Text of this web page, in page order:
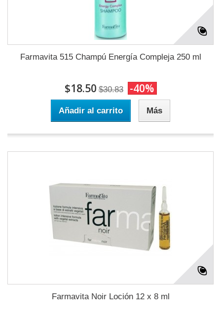
Farmavita 515 Champú Energía Compleja 250 ml
$18.50 $30.83 -40%
Añadir al carrito Más
Farmavita Noir Loción 12 x 8 ml